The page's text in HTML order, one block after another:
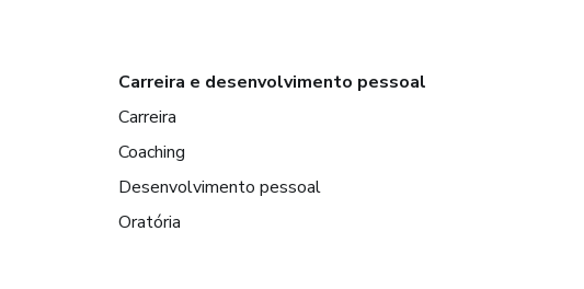
Carreira e desenvolvimento pessoal
Carreira
Coaching
Desenvolvimento pessoal
Oratória